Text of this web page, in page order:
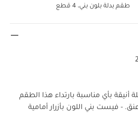
طقم بدلة بلون بني، 4 قطع
بأي مناسبة بارتداء هذا الطقم
- فيست بني اللون بأزرار أمامية